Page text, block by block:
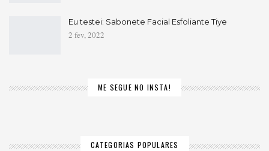
Eu testei: Sabonete Facial Esfoliante Tiye
2 fev, 2022
ME SEGUE NO INSTA!
CATEGORIAS POPULARES